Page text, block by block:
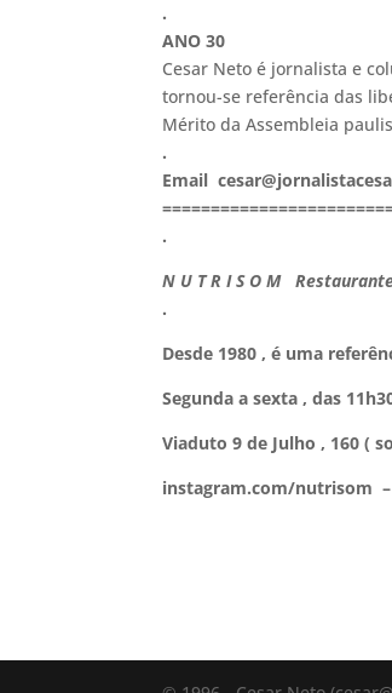
.
ANO 30
Cesar Neto é jornalista e
tornou-se referência das
Mérito da Assembleia
.
Email
.
N U T R I S O M
.
Desde 1980 , é uma
Segunda a sexta , das
Viaduto 9 de Julho , 160 (
instagram.com/nutrisom